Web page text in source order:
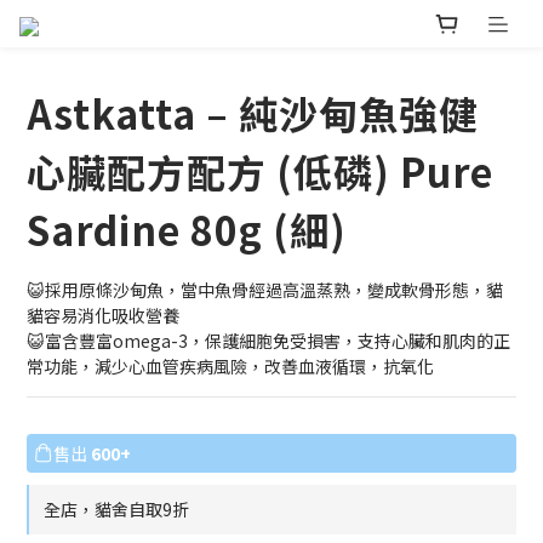
Astkatta – 純沙甸魚強健
心臟配方配方 (低磷) Pure
Sardine 80g (細)
😺採用原條沙甸魚，當中魚骨經過高溫蒸熟，變成軟骨形態，貓
貓容易消化吸收營養
😺富含豐富omega-3，保護細胞免受損害，支持心臟和肌肉的正
常功能，減少心血管疾病風險，改善血液循環，抗氧化
售出 600+
全店，貓舍自取9折